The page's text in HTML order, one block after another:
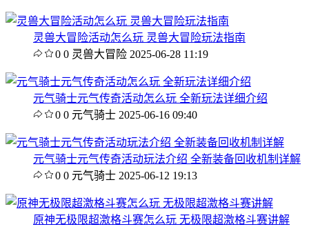
灵兽大冒险活动怎么玩 灵兽大冒险玩法指南
0 0 灵兽大冒险 2025-06-28 11:19
元气骑士元气传奇活动怎么玩 全新玩法详细介绍
0 0 元气骑士 2025-06-16 09:40
元气骑士元气传奇活动玩法介绍 全新装备回收机制详解
0 0 元气骑士 2025-06-12 19:13
原神无极限超激格斗赛怎么玩 无极限超激格斗赛讲解